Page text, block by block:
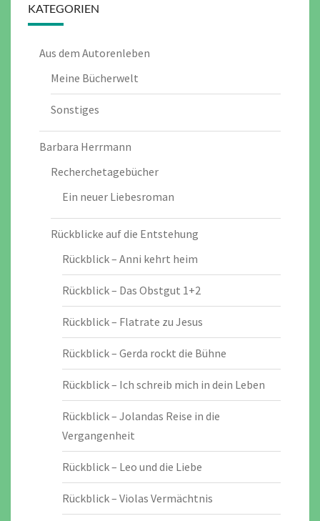
KATEGORIEN
Aus dem Autorenleben
Meine Bücherwelt
Sonstiges
Barbara Herrmann
Recherchetagebücher
Ein neuer Liebesroman
Rückblicke auf die Entstehung
Rückblick – Anni kehrt heim
Rückblick – Das Obstgut 1+2
Rückblick – Flatrate zu Jesus
Rückblick – Gerda rockt die Bühne
Rückblick – Ich schreib mich in dein Leben
Rückblick – Jolandas Reise in die
Vergangenheit
Rückblick – Leo und die Liebe
Rückblick – Violas Vermächtnis